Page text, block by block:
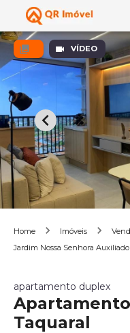
VÍDEO
Home Imóveis
Jardim Nossa Senhora
apartamento duplex
Taquaral